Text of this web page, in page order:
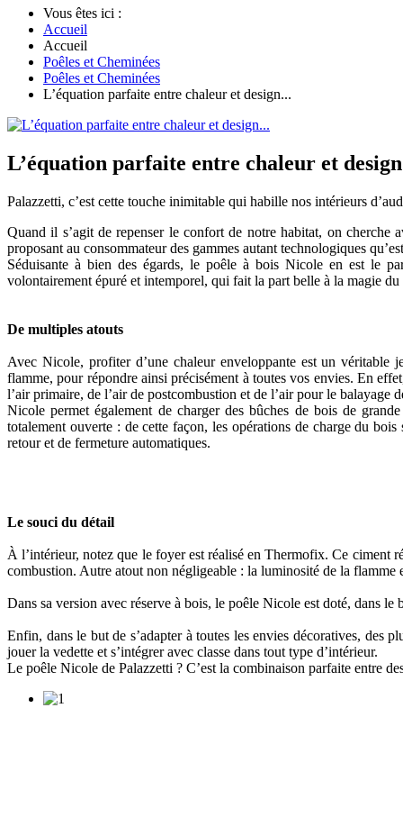
Vous êtes ici :
Accueil
Accueil
Poêles et Cheminées
Poêles et Cheminées
L’équation parfaite entre chaleur et design...
L’équation parfaite entre chaleur et
Palazzetti, c’est cette touche inimitable qui habille nos intérieurs
Quand il s’agit de repenser le confort de notre habitat, on
proposant au consommateur des gammes autant technologiques
Séduisante à bien des égards, le poêle à bois Nicole en est le
volontairement épuré et intemporel, qui fait la part belle à la magie
De multiples atouts
Avec Nicole, profiter d’une chaleur enveloppante est un véritable
flamme, pour répondre ainsi précisément à toutes vos envies. En
l’air primaire, de l’air de postcombustion et de l’air pour le
Nicole permet également de charger des bûches de bois de
totalement ouverte : de cette façon, les opérations de charge du
retour et de fermeture automatiques.
Le souci du détail
À l’intérieur, notez que le foyer est réalisé en Thermofix. Ce ciment
combustion. Autre atout non négligeable : la luminosité de la
Dans sa version avec réserve à bois, le poêle Nicole est doté, dans
Enfin, dans le but de s’adapter à toutes les envies décoratives, des
jouer la vedette et s’intégrer avec classe dans tout type d’intérieur.
Le poêle Nicole de Palazzetti ? C’est la combinaison parfaite entre